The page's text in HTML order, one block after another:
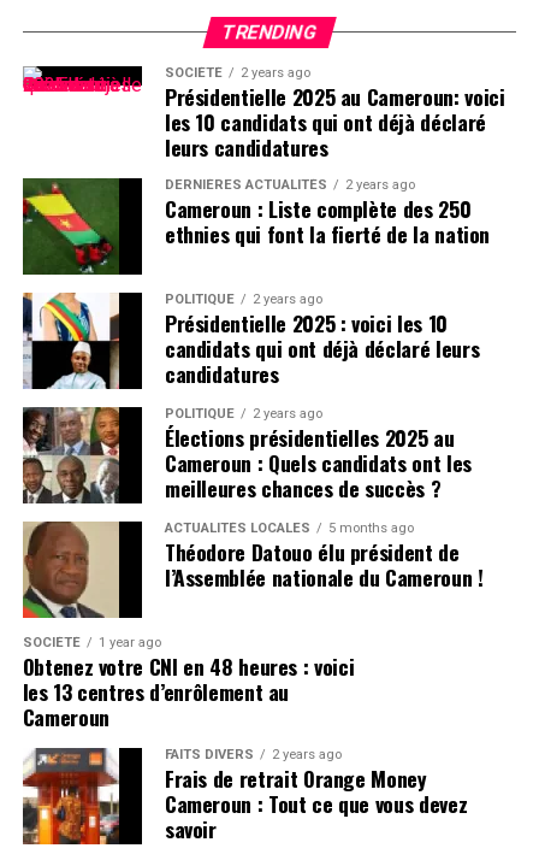
TRENDING
SOCIÉTÉ 2 years ago
Présidentielle 2025 au Cameroun: voici
les 10 candidats qui ont déjà déclaré
leurs candidatures
DERNIÈRES ACTUALITÉS 2 years ago
Cameroun : Liste complète des 250
ethnies qui font la fierté de la nation
POLITIQUE 2 years ago
Présidentielle 2025 : voici les 10
candidats qui ont déjà déclaré leurs
candidatures
POLITIQUE 2 years ago
Élections présidentielles 2025 au
Cameroun : Quels candidats ont les
meilleures chances de succès ?
ACTUALITÉS LOCALES 5 months ago
Théodore Datouo élu président de
l’Assemblée nationale du Cameroun !
SOCIÉTÉ 1 year ago
Obtenez votre CNI en 48 heures : voici
les 13 centres d’enrôlement au
Cameroun
FAITS DIVERS 2 years ago
Frais de retrait Orange Money
Cameroun : Tout ce que vous devez
savoir